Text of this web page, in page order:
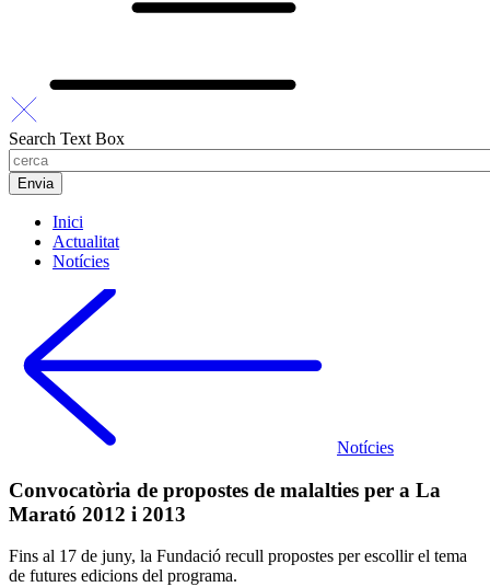
Search Text Box
Inici
Actualitat
Notícies
Notícies
Convocatòria de propostes de malalties per a La
Marató 2012 i 2013
Fins al 17 de juny, la Fundació recull propostes per escollir el tema
de futures edicions del programa.